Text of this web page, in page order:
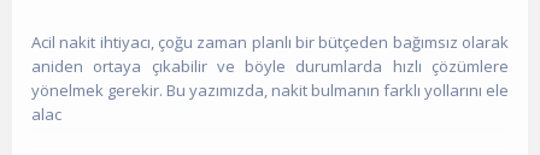
Acil nakit ihtiyacı, çoğu zaman planlı bir bütçeden bağımsız olarak
aniden ortaya çıkabilir ve böyle durumlarda hızlı çözümlere
yönelmek gerekir. Bu yazımızda, nakit bulmanın farklı yollarını ele
alac